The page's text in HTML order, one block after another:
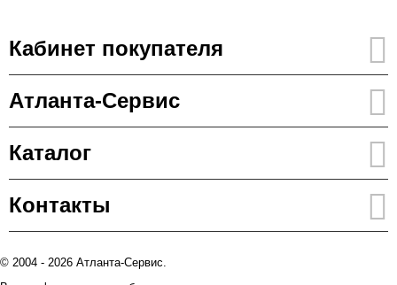
Кабинет покупателя
Атланта-Сервис
Каталог
Контакты
© 2004 - 2026 Атланта-Сервис.